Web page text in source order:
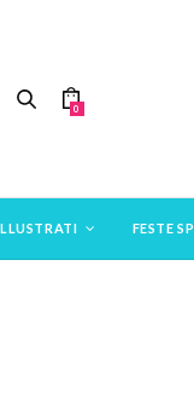
0
FESTE